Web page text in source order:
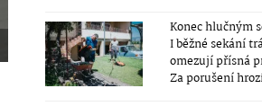
Konec hlučným
I běžné sekání
omezují přísná
Za porušení